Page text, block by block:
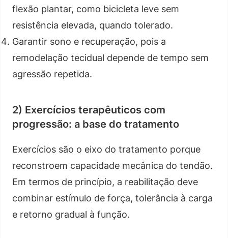
flexão plantar, como bicicleta leve sem
resistência elevada, quando tolerado.
Garantir sono e recuperação, pois a
remodelação tecidual depende de tempo sem
agressão repetida.
2) Exercícios terapêuticos com
progressão: a base do tratamento
Exercícios são o eixo do tratamento porque
reconstroem capacidade mecânica do tendão.
Em termos de princípio, a reabilitação deve
combinar estímulo de força, tolerância à carga
e retorno gradual à função.